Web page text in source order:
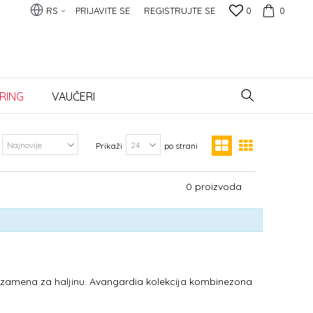
0
0
PRIJAVITE SE REGISTRUJTE SE
RS
VAUČERI
Prikaži po strani
0 proizvoda
za haljinu. Avangardia kolekcija kombinezona